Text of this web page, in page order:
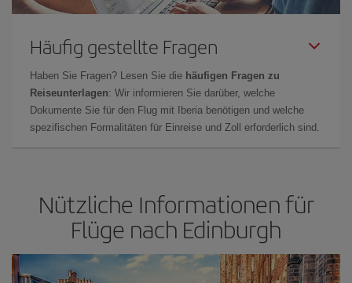
Häufig gestellte Fragen
Haben Sie Fragen? Lesen Sie die häufigen Fragen zu
Reiseunterlagen: Wir informieren Sie darüber, welche
Dokumente Sie für den Flug mit Iberia benötigen und welche
spezifischen Formalitäten für Einreise und Zoll erforderlich sind.
Nützliche Informationen für
Flüge nach Edinburgh